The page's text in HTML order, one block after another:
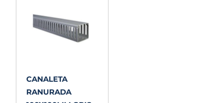
CANALETA
RANURADA